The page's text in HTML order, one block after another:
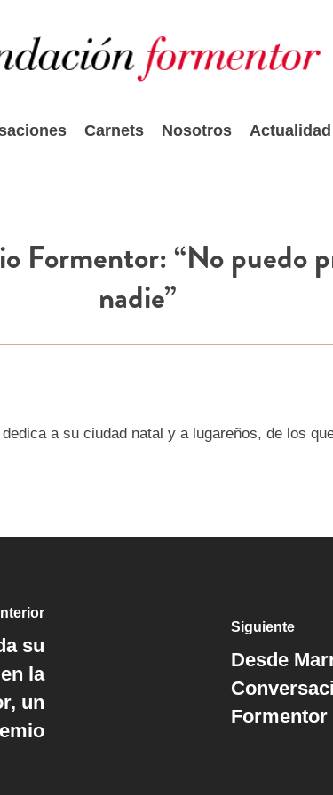
Carnets Nosotros Actualidad
Formentor: “No puedo
nadie”
a su ciudad natal y a lugareños, de los
su
la
un
Siguiente
Desde
Formentor